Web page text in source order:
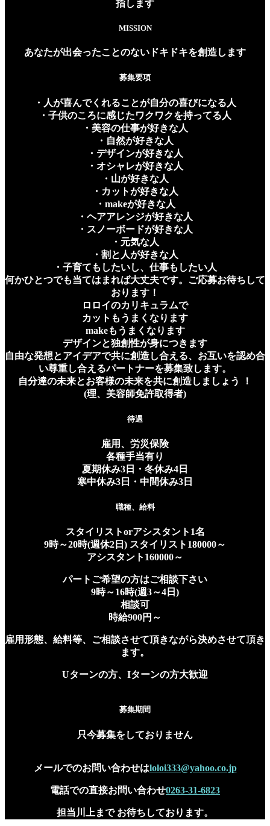
指します
MISSION
あなたが出会ったことのないドキドキを創造します
募集要項
・人が喜んでくれることが自分の喜びになる人
・子供のころに感じたワクワクを持ってる人
・美容の仕事が好きな人
・自然が好きな人
・デザインが好きな人
・オシャレが好きな人
・山が好きな人
・カットが好きな人
・makeが好きな人
・ヘアアレンジが好きな人
・スノーボードが好きな人
・元気な人
・割と人が好きな人
・子育てもしたいし、仕事もしたい人
何かひとつでも当てはまれば大丈夫です。ご応募お待ちして
おります！
ロロイのカリキュラムで
カットもうまくなります
makeもうまくなります
デザインと独創性が身につきます
自由な発想とアイデアで共に創造し合える、お互いを認め合
い尊重し合えるパートナーを募集致します。
自分達の未来とお客様の未来を共に創造しましょう ！
(理、美容師免許取得者)
待遇
雇用、労災保険
各種手当有り
夏期休み3日・冬休み4日
寒中休み3日・中間休み3日
職種、給料
スタイリストorアシスタント1名
9時～20時(週休2日) スタイリスト180000～
アシスタント160000～
パートご希望の方はご相談下さい
9時～16時(週3～4日)
相談可
時給900円～
雇用形態、給料等、ご相談させて頂きながら決めさせて頂き
ます。
Uターンの方、Iターンの方大歓迎
募集期間
只今募集をしておりません
メールでのお問い合わせはloloi333@yahoo.co.jp
電話での直接お問い合わせ0263-31-6823
担当川上まで お待ちしております。